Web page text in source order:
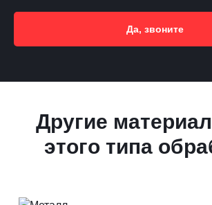
Да, звоните
Другие
этого типа